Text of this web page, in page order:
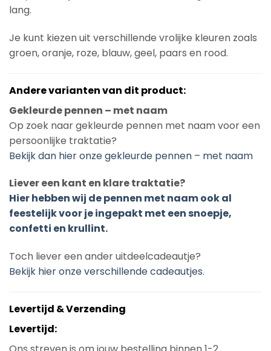
lang.
Je kunt kiezen uit verschillende vrolijke kleuren zoals
groen, oranje, roze, blauw, geel, paars en rood.
Andere varianten van dit product:
Gekleurde pennen – met naam
Op zoek naar gekleurde pennen met naam voor een
persoonlijke traktatie?
Bekijk dan hier onze gekleurde pennen – met naam
Liever een kant en klare traktatie?
Hier hebben wij de pennen met naam ook al
feestelijk voor je ingepakt met een snoepje,
confetti en krullint.
Toch liever een ander uitdeelcadeautje?
Bekijk hier onze verschillende cadeautjes.
Levertijd & Verzending
Levertijd: